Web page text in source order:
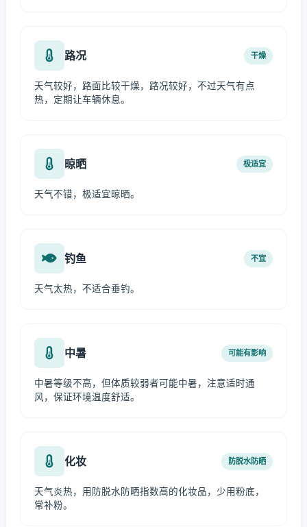
路况 干燥
天气较好，路面比较干燥，路况较好，不过天气有点
热，定期让车辆休息。
晾晒 极适宜
天气不错，极适宜晾晒。
钓鱼 不宜
天气太热，不适合垂钓。
中暑 可能有影响
中暑等级不高，但体质较弱者可能中暑，注意适时通
风，保证环境温度舒适。
化妆 防脱水防晒
天气炎热，用防脱水防晒指数高的化妆品，少用粉底，
常补粉。